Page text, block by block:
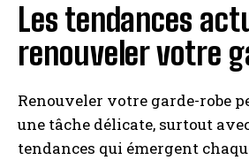
INSCRIPTION
J'ai lu et j'accepte la politique de
Les tendances
renouveler votre
Renouveler votre garde-robe
une tâche délicate, surtout
tendances qui émergent